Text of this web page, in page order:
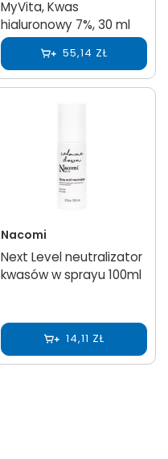
MyVita, Kwas
hialuronowy 7%, 30 ml
55,14 ZŁ
Nacomi
Next Level neutralizator
kwasów w sprayu 100ml
14,11 ZŁ